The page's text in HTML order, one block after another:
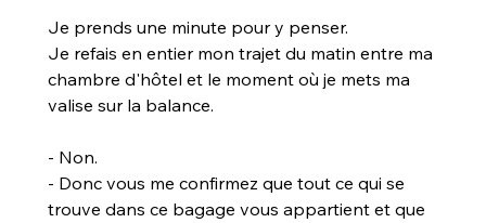
Je prends une minute pour y penser.
Je refais en entier mon trajet du matin entre ma
chambre d'hôtel et le moment où je mets ma
valise sur la balance.
- Non.
- Donc vous me confirmez que tout ce qui se
trouve dans ce bagage vous appartient et que